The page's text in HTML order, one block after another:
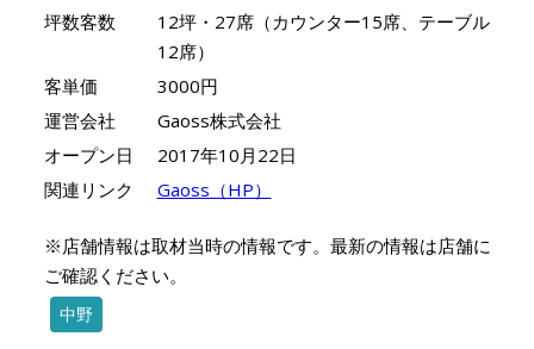
坪数客数
12坪・27席（カウンター15席、テーブル
12席）
客単価
3000円
運営会社
Gaoss株式会社
オープン日
2017年10月22日
関連リンク
Gaoss（HP）
※店舗情報は取材当時の情報です。最新の情報は店舗に
ご確認ください。
中野